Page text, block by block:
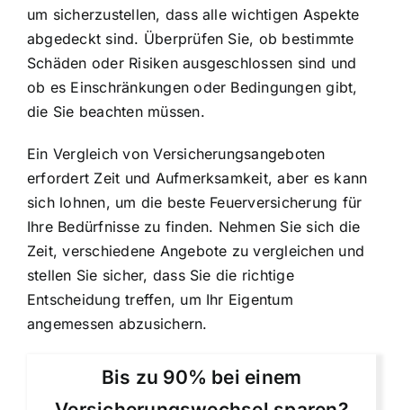
um sicherzustellen, dass alle wichtigen Aspekte
abgedeckt sind. Überprüfen Sie, ob bestimmte
Schäden oder Risiken ausgeschlossen sind und
ob es Einschränkungen oder Bedingungen gibt,
die Sie beachten müssen.
Ein Vergleich von Versicherungsangeboten
erfordert Zeit und Aufmerksamkeit, aber es kann
sich lohnen, um die beste Feuerversicherung für
Ihre Bedürfnisse zu finden. Nehmen Sie sich die
Zeit, verschiedene Angebote zu vergleichen und
stellen Sie sicher, dass Sie die richtige
Entscheidung treffen, um Ihr Eigentum
angemessen abzusichern.
Bis zu 90% bei einem